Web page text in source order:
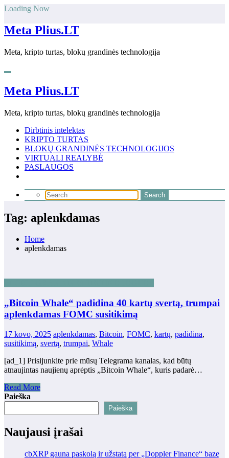
Skip
content
Loading Now
Meta Plius.LT
Meta, kripto turtas, blokų grandinės technologija
Meta Plius.LT
Meta, kripto turtas, blokų grandinės technologija
Dirbtinis intelektas
KRIPTO TURTAS
BLOKŲ GRANDINĖS TECHNOLOGIJOS
VIRTUALI REALYBĖ
PASLAUGOS
Tag: aplenkdamas
Home
aplenkdamas
„Bitcoin Whale“ padidina 40 kartų svertą, trumpai
aplenkdamas FOMC susitikimą
17 kovo, 2025 aplenkdamas, Bitcoin, FOMC, kartų, padidina,
susitikimą, svertą, trumpai, Whale
[ad_1] Prisijunkite prie mūsų Telegrama kanalas, kad būtų
atnaujintas naujienų aprėptis „Bitcoin Whale“, kuris padarė…
Read More
Paieška
Paieška
Naujausi įrašai
cbXRP gauna paskolą ir užstatą per „Doppler Finance“ bazę